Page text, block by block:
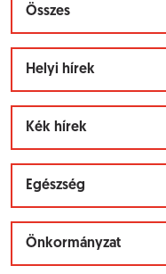
Összes
Helyi hírek
Kék hírek
Egészség
Önkormányzat